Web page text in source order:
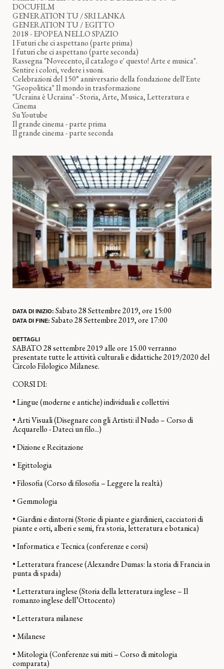
DOCUFILM
GENERATION TU / SRI LANKA
GENERATION TU / EGITTO
2018 - EPOPEA NELLO SPAZIO
I Futuri che ci aspettano (parte prima)
I futuri che ci aspettano (parte seconda)
Rassegna "Novecento, il catalogo e' questo! Arte e musica".
Sentire i colori, vedere i suoni.
Celebrazioni del 150° anniversario della fondazione dell'Ente
"Geopolitica" Il mondo in trasformazione
"Ucraina è Ucraina" - Storia, Arte, Musica, Letteratura e
Cinema
Su Youtube
Il grande cinema - parte prima
Il grande cinema - parte seconda
DATA DI INIZIO: Sabato 28 Settembre 2019, ore 15:00
DATA DI FINE: Sabato 28 Settembre 2019, ore 17:00
DETTAGLI
SABATO 28 settembre 2019 alle ore 15.00 verranno
presentate tutte le attività culturali e didattiche 2019/2020 del
Circolo Filologico Milanese.
CORSI DI:
• Lingue (moderne e antiche) individuali e collettivi
• Arti Visuali (Disegnare con gli Artisti: il Nudo – Corso di
Acquarello - Dateci un filo...)
• Dizione e Recitazione
• Egittologia
• Filosofia (Corso di filosofia – Leggere la realtà)
• Gemmologia
• Giardini e dintorni (Storie di piante e giardinieri, cacciatori di
piante e orti, alberi e semi, fra storia, letteratura e botanica)
• Informatica e Tecnica (conferenze e corsi)
• Letteratura francese (Alexandre Dumas: la storia di Francia in
punta di spada)
• Letteratura inglese (Storia della letteratura inglese – Il
romanzo inglese dell’Ottocento)
• Letteratura milanese
• Milanese
• Mitologia (Conferenze sui miti – Corso di mitologia
comparata)